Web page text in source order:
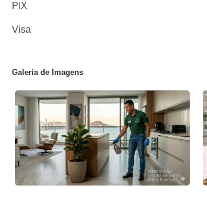
PIX
Visa
Galeria de Imagens